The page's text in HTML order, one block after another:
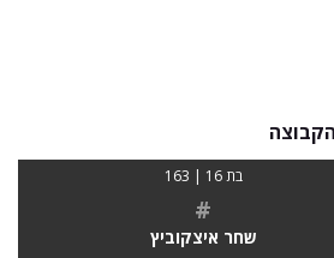
בת 16 | 163
#
שחר איצקוביץ